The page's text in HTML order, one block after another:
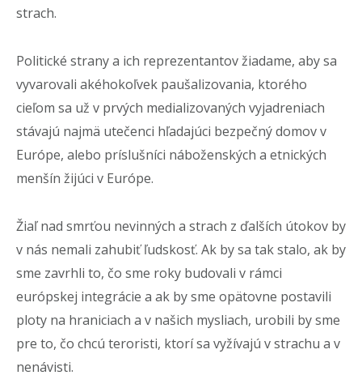
strach.
Politické strany a ich reprezentantov žiadame, aby sa
vyvarovali akéhokoľvek paušalizovania, ktorého
cieľom sa už v prvých medializovaných vyjadreniach
stávajú najmä utečenci hľadajúci bezpečný domov v
Európe, alebo príslušníci náboženských a etnických
menšín žijúci v Európe.
Žiaľ nad smrťou nevinných a strach z ďalších útokov by
v nás nemali zahubiť ľudskosť. Ak by sa tak stalo, ak by
sme zavrhli to, čo sme roky budovali v rámci
európskej integrácie a ak by sme opätovne postavili
ploty na hraniciach a v našich mysliach, urobili by sme
pre to, čo chcú teroristi, ktorí sa vyžívajú v strachu a v
nenávisti.